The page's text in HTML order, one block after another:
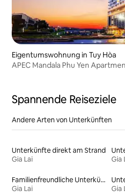
Eigentumswohnung in Tuy Hòa
APEC Mandala Phu Yen
Spannende Reiseziele
Andere Arten von Unterkünften
Unterkünfte direkt am Strand
Gia Lai
Gia
Familienfreundliche Unterkünfte
Gia Lai
Gia